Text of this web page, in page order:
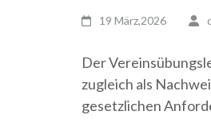
19 März,2026
Der
zugleich als
gesetzlichen